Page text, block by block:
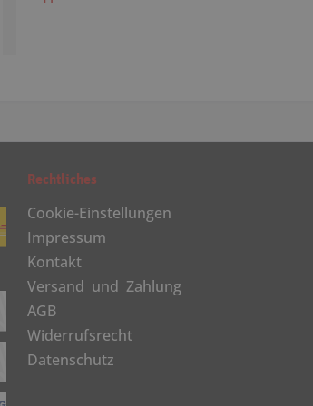
Rechtliches
Cookie-Einstellungen
Impressum
Kontakt
Versand und Zahlung
AGB
Widerrufsrecht
Datenschutz